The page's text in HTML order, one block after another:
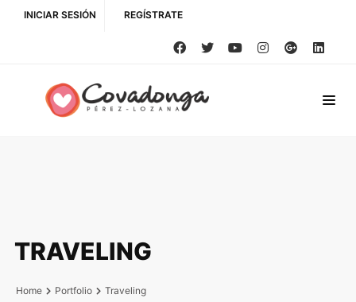
INICIAR SESIÓN REGÍSTRATE
TRAVELING
Home Portfolio Traveling